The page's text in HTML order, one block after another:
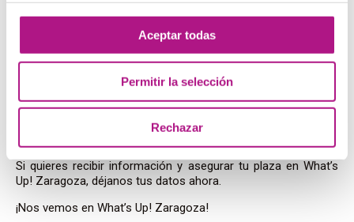
Aceptar todas
Permitir la selección
Rechazar
Reserva tu plaza ya en
What’s Up! Zaragoza
Estamos preparando ventajas exclusivas para las personas
Si quieres recibir información y asegurar tu plaza en What’s
Up! Zaragoza, déjanos tus datos ahora.
¡Nos vemos en What’s Up! Zaragoza!